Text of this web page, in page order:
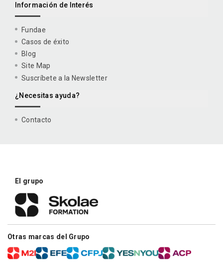
Información de Interés
Fundae
Casos de éxito
Blog
Site Map
Suscríbete a la Newsletter
¿Necesitas ayuda?
Contacto
El grupo
Otras marcas del Grupo